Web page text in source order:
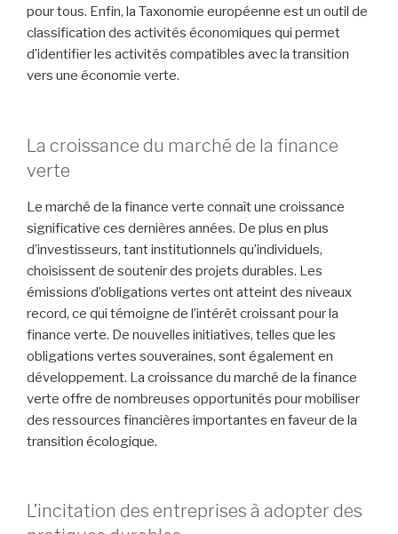
pour tous. Enfin, la Taxonomie européenne est un outil de
classification des activités économiques qui permet
d’identifier les activités compatibles avec la transition
vers une économie verte.
La croissance du marché de la finance
verte
Le marché de la finance verte connaît une croissance
significative ces dernières années. De plus en plus
d’investisseurs, tant institutionnels qu’individuels,
choisissent de soutenir des projets durables. Les
émissions d’obligations vertes ont atteint des niveaux
record, ce qui témoigne de l’intérêt croissant pour la
finance verte. De nouvelles initiatives, telles que les
obligations vertes souveraines, sont également en
développement. La croissance du marché de la finance
verte offre de nombreuses opportunités pour mobiliser
des ressources financières importantes en faveur de la
transition écologique.
L’incitation des entreprises à adopter des